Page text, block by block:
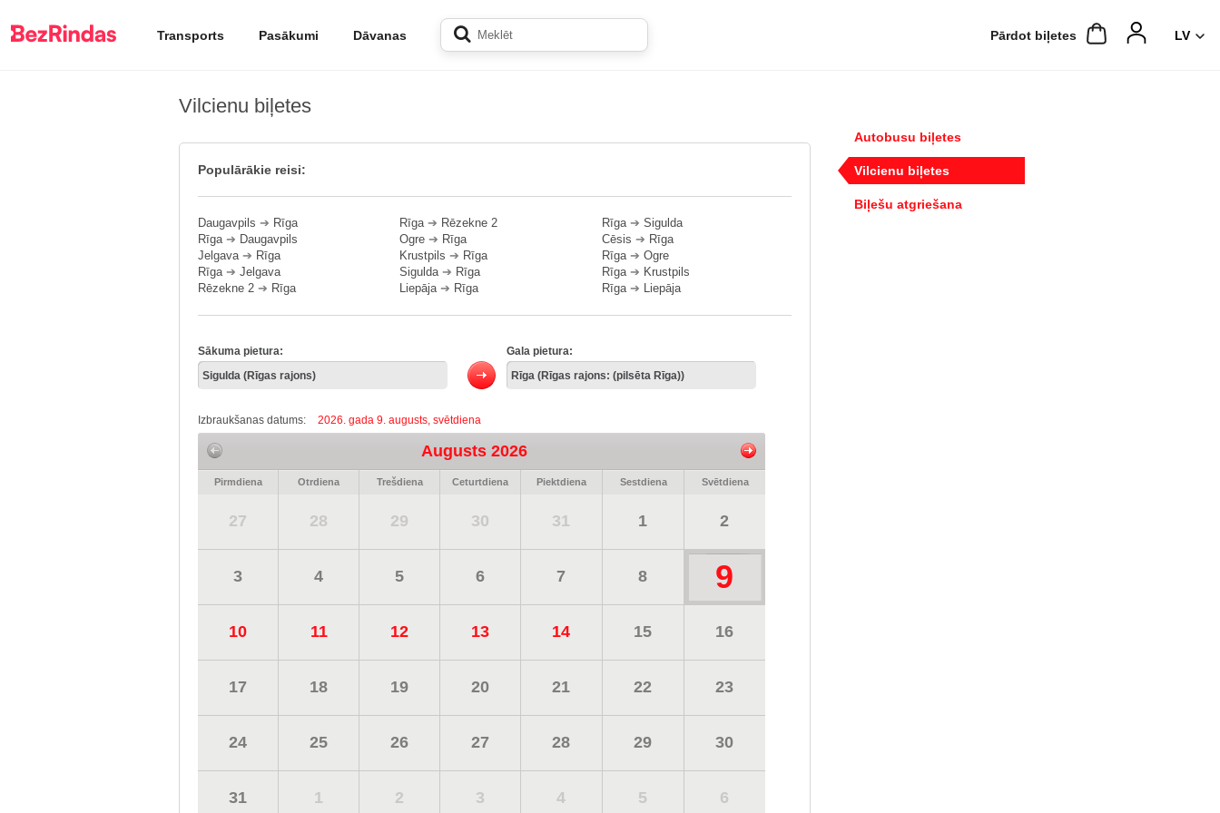
Transports Pasākumi Dāvanas Pārdot biļetes
Vilcienu biļetes
Populārākie reisi:
Daugavpils ➔ Rīga
Rīga➔ Daugavpils
Jelgava➔ Rīga
Rīga➔ Jelgava
Rēzekne 2 ➔ Rīga
Rīga➔ Rēzekne 2
Ogre ➔ Rīga
Krustpils ➔ Rīga
Sigulda➔ Rīga
Liepāja➔ Rīga
Rīga➔ Sigulda
Cēsis ➔ Rīga
Rīga➔ Ogre
Rīga➔ Krustpils
Rīga➔ Liepāja
Sākuma pietura: Gala pietura:
Izbraukšanas datums: 2026. gada 9. augusts, svētdiena
Augusts 2026
Pirmdiena Otrdiena Trešdiena Ceturtdiena Piektdiena Sestdiena Svētdiena
27 28 29 30 31 1 2
3 4 5 6 7 8 9
10 11 12 13 14 15 16
17 18 19 20 21 22 23
24 25 26 27 28 29 30
31 1 2 3 4 5 6
Autobusu biļetes
Vilcienu biļetes
Biļešu atgriešana